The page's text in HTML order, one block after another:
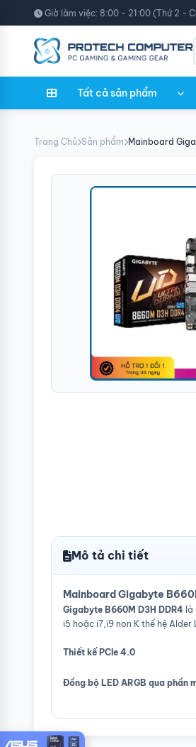
Giờ làm việc: 8:00 - 21:00 (Thứ 2 -
Tất cả sản phẩm
Trang Chủ Sản phẩm Mainboard
Mô tả chi tiết
Mainboard Gigabyte
Gigabyte B660M D3H DDR4
i5 hoặc i7,i9 non K thế hệ Alder
Thiết kế PCIe 4.0
Đồng bộ LED ARGB qua phần